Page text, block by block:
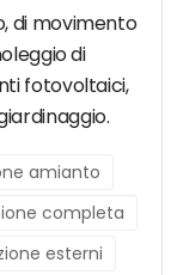
di movimento
di
fotovoltaici,
amianto
completa
esterni